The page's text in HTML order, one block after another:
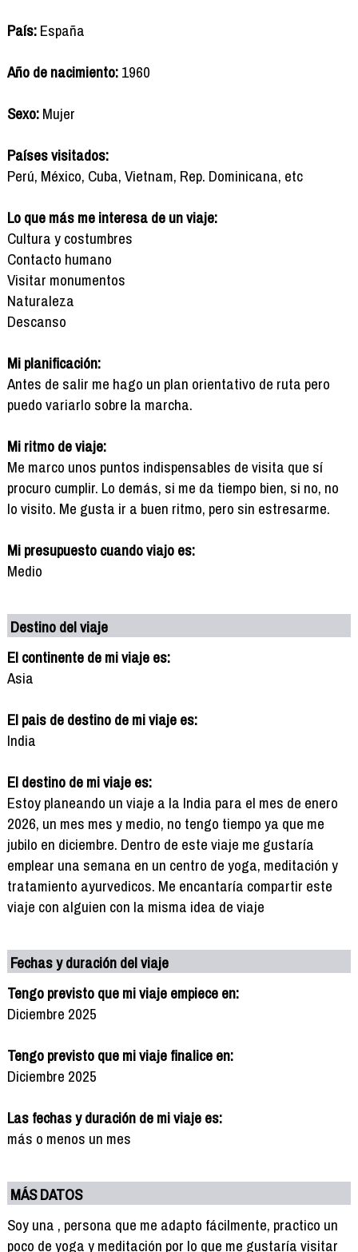
País:España
Año de nacimiento:1960
Sexo:Mujer
Países visitados:
Perú, México, Cuba, Vietnam, Rep. Dominicana, etc
Lo que más me interesa de un viaje:
Cultura y costumbres
Contacto humano
Visitar monumentos
Naturaleza
Descanso
Mi planificación:
Antes de salir me hago un plan orientativo de ruta pero
puedo variarlo sobre la marcha.
Mi ritmo de viaje:
Me marco unos puntos indispensables de visita que sí
procuro cumplir. Lo demás, si me da tiempo bien, si no, no
lo visito. Me gusta ir a buen ritmo, pero sin estresarme.
Mi presupuesto cuando viajo es:
Medio
Destino del viaje
El continente de mi viaje es:
Asia
El pais de destino de mi viaje es:
India
El destino de mi viaje es:
Estoy planeando un viaje a la India para el mes de enero
2026, un mes mes y medio, no tengo tiempo ya que me
jubilo en diciembre. Dentro de este viaje me gustaría
emplear una semana en un centro de yoga, meditación y
tratamiento ayurvedicos. Me encantaría compartir este
viaje con alguien con la misma idea de viaje
Fechas y duración del viaje
Tengo previsto que mi viaje empiece en:
Diciembre 2025
Tengo previsto que mi viaje finalice en:
Diciembre 2025
Las fechas y duración de mi viaje es:
más o menos un mes
MÁS DATOS
Soy una , persona que me adapto fácilmente, practico un
poco de yoga y meditación por lo que me gustaría visitar